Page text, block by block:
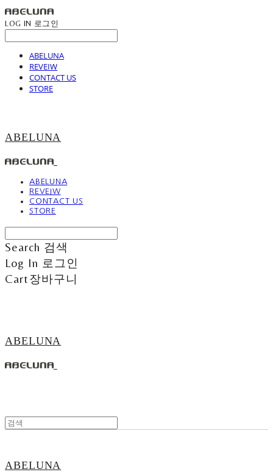
LOG IN 로그인
ABELUNA
REVEIW
CONTACT US
STORE
ABELUNA
ABELUNA
REVEIW
CONTACT US
STORE
Search 검색
Log In 로그인
Cart장바구니
ABELUNA
ABELUNA